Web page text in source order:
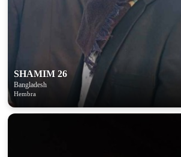
SHAMIM 26
Bangladesh
Hembra